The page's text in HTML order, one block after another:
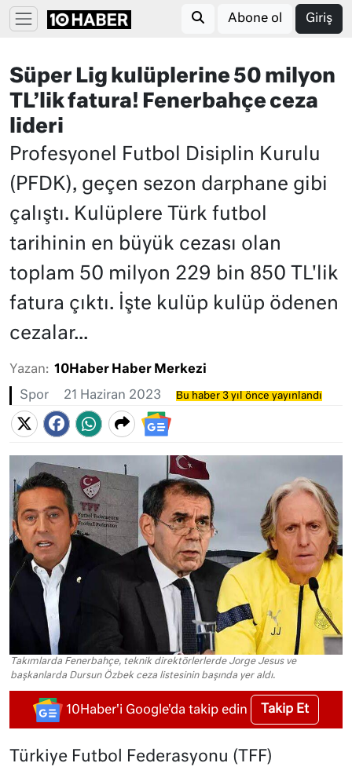
Abone ol Giriş
Süper Lig kulüplerine 50 milyon
TL’lik fatura! Fenerbahçe ceza
lideri
Profesyonel Futbol Disiplin Kurulu
(PFDK), geçen sezon darphane gibi
çalıştı. Kulüplere Türk futbol
tarihinin en büyük cezası olan
toplam 50 milyon 229 bin 850 TL'lik
fatura çıktı. İşte kulüp kulüp ödenen
cezalar...
Yazan: 10Haber Haber Merkezi
Spor 21 Haziran 2023 Bu haber 3 yıl önce yayınlandı
Takımlarda Fenerbahçe, teknik direktörlerlerde Jorge Jesus ve
başkanlarda Dursun Özbek ceza listesinin başında yer aldı.
10Haber'i Google'da takip edin Takip Et
Türkiye Futbol Federasyonu (TFF)